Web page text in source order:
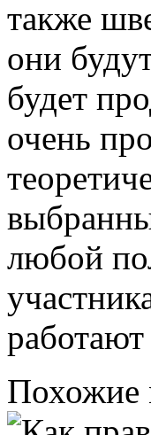
также
они
будет
очень
любой
Похожие